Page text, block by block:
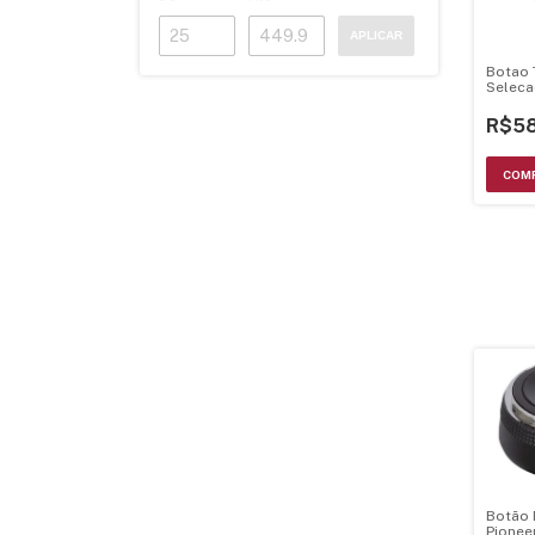
APLICAR
Botao
-
Botão